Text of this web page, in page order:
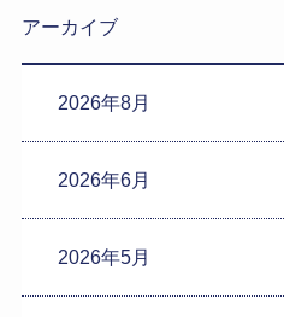
アーカイブ
2026年8月
2026年6月
2026年5月